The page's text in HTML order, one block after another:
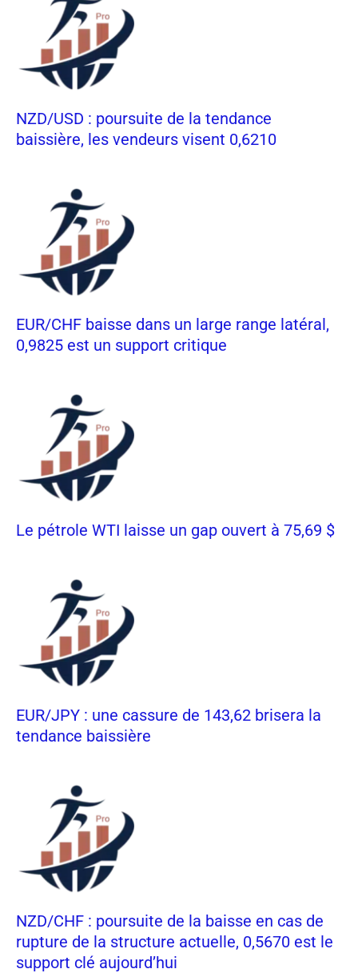
NZD/USD : poursuite de la tendance
baissière, les vendeurs visent 0,6210
EUR/CHF baisse dans un large range latéral,
0,9825 est un support critique
Le pétrole WTI laisse un gap ouvert à 75,69 $
EUR/JPY : une cassure de 143,62 brisera la
tendance baissière
NZD/CHF : poursuite de la baisse en cas de
rupture de la structure actuelle, 0,5670 est le
support clé aujourd’hui